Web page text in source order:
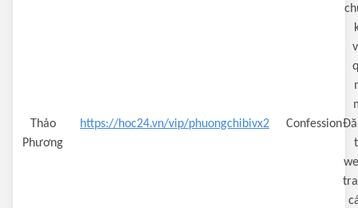
Thảo
Phương
https://hoc24.vn/vip/phuongchibivx2 Confession